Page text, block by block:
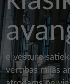
e vēsture
vērtības mijas